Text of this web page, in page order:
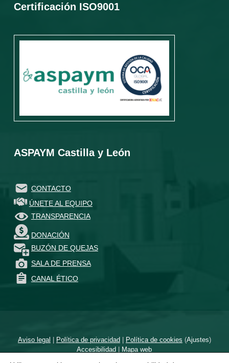
Certificación ISO9001
ASPAYM Castilla y León
CONTACTO
ÚNETE AL EQUIPO
TRANSPARENCIA
DONACIÓN
BUZÓN DE QUEJAS
SALA DE PRENSA
CANAL ÉTICO
Aviso legal | Política de privacidad| Política de cookies (Ajustes)
Accesibilidad | Mapa web